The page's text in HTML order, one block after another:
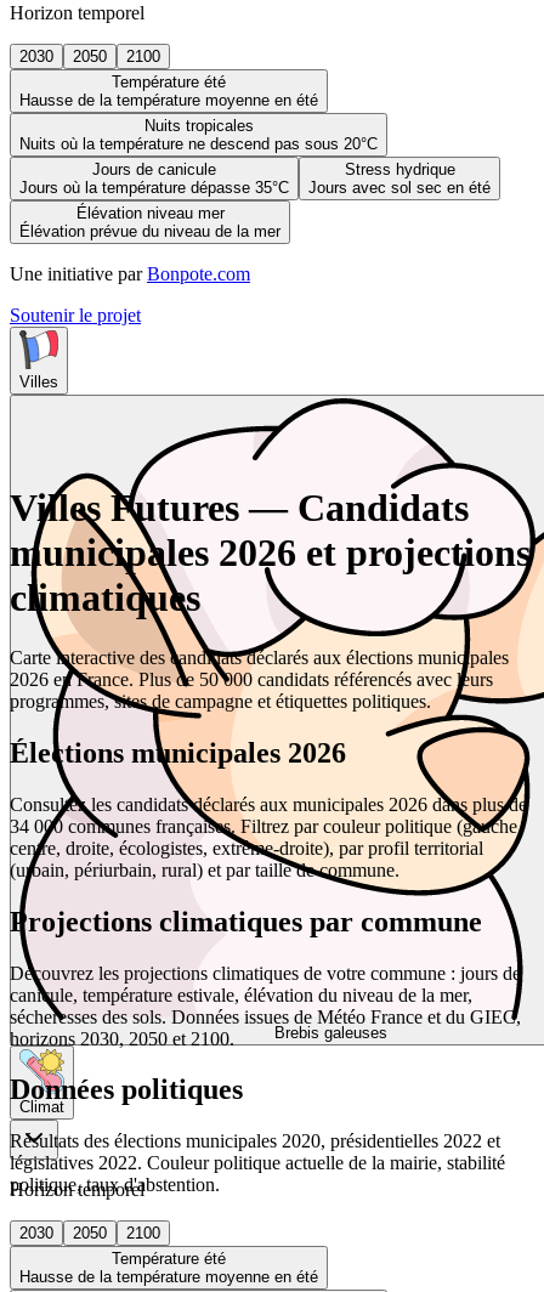
Horizon temporel
2030 2050
2100
Température été
Hausse de la température moyenne en été
Nuits tropicales
Nuits où la température ne descend pas sous 20°C
Jours de canicule
Jours où la température dépasse 35°C
Stress hydrique
Jours avec sol sec en été
Élévation niveau mer
Élévation prévue du niveau de la mer
Une initiative par Bonpote.com
Soutenir le projet
Villes
Brebis galeuses
Climat
Horizon temporel
2030 2050
2100
Température été
Hausse de la température moyenne en été
Villes Futures — Candidats
municipales 2026 et projections
climatiques
Carte interactive des candidats déclarés aux élections municipales
2026 en France. Plus de 50 000 candidats référencés avec leurs
programmes, sites de campagne et étiquettes politiques.
Élections municipales 2026
Consultez les candidats déclarés aux municipales 2026 dans plus de
34 000 communes françaises. Filtrez par couleur politique (gauche,
centre, droite, écologistes, extrême-droite), par profil territorial
(urbain, périurbain, rural) et par taille de commune.
Projections climatiques par commune
Découvrez les projections climatiques de votre commune : jours de
canicule, température estivale, élévation du niveau de la mer,
sécheresses des sols. Données issues de Météo France et du GIEC,
horizons 2030, 2050 et 2100.
Données politiques
Résultats des élections municipales 2020, présidentielles 2022 et
législatives 2022. Couleur politique actuelle de la mairie, stabilité
politique, taux d'abstention.